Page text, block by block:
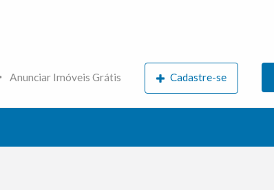
Anunciar Imóveis Grátis Cadastre-se